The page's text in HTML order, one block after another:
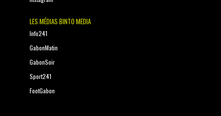
LES MÉDIAS BINTO MEDIA
Info241
GabonMatin
GabonSoir
Sport241
FootGabon